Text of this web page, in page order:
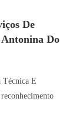
De
Do
Técnica E